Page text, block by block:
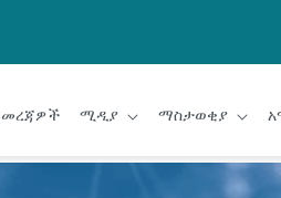
መረጃዎች ሚዲያ ማስታወቂያ